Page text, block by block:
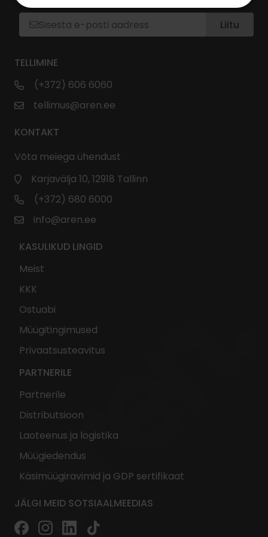
Liitu
TELLIMINE
(+372) 606 6060
tellimus@aren.ee
KONTAKT
Võta meiega ühendust
Karjavälja 10, 12918 Tallinn
(+372) 680 6000
info@aren.ee
KASULIKUD LINGID
Meist
KKK
Ostuabi
Müügitingimused
Privaatsusteavitus
PARTNERILE
Partnerile
Distributsioon
Laoteenus ja logistika
Müügiedendus
Käsimüügiravimid ja GDP sertifikaat
JÄLGI MEID SOTSIAALMEEDIAS